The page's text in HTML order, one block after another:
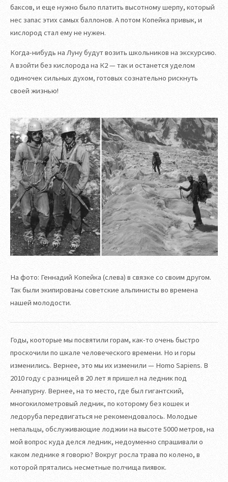
баксов, и еще нужно было платить высотному шерпу, который
нес запас этих самых баллонов. А потом Копейка привык, и
кислород стал ему не нужен.
Когда-нибудь на Луну будут возить школьников на экскурсию.
А взойти без кислорода на К2 — так и останется уделом
одиночек сильных духом, готовых сознательно рискнуть
своей жизнью!
На фото: Геннадий Копейка (слева) в связке со своим другом.
Так были экипированы советские альпинисты во времена
нашей молодости.
Годы, кооторые мы посвятили горам, как-то очень быстро
проскочили по шкале человеческого времени. Но и горы
изменились. Вернее, это мы их изменили — Homo Sapiens. В
2010 году с разницей в 20 лет я пришел на ледник под
Аннапурну. Вернее, на то место, где был гигантский,
многокилометровый ледник, по которому без кошек и
ледоруба передвигаться не рекомендовалось. Молодые
непальцы, обслуживающие лоджии на высоте 5000 метров, на
мой вопрос куда делся ледник, недоуменно спрашивали о
каком леднике я говорю? Вокруг росла трава по колено, в
которой прятались несметные полчища пиявок.